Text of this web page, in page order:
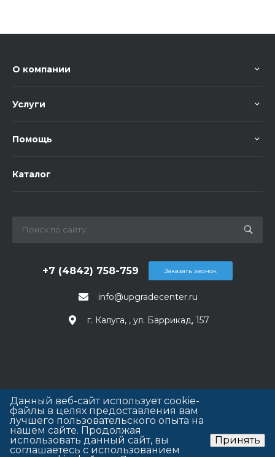
О компании
Услуги
Помощь
Каталог
info@upgradecenter.ru
+7 (4842) 758-759
г. Калуга, , ул. Баррикад, 157
Заказать звонок
Данный веб-сайт использует cookie-
файлы в целях предоставления вам
лучшего пользовательского опыта на
нашем сайте. Продолжая
использовать данный сайт, вы
соглашаетесь с использованием
Принять